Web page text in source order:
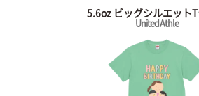
5.6oz ビッグシルエット
United Athle